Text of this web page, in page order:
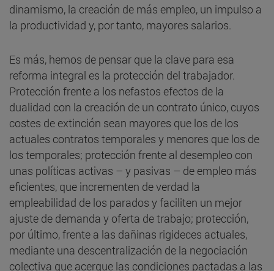
dinamismo, la creación de más empleo, un impulso a
la productividad y, por tanto, mayores salarios.
Es más, hemos de pensar que la clave para esa
reforma integral es la protección del trabajador.
Protección frente a los nefastos efectos de la
dualidad con la creación de un contrato único, cuyos
costes de extinción sean mayores que los de los
actuales contratos temporales y menores que los de
los temporales; protección frente al desempleo con
unas políticas activas – y pasivas – de empleo más
eficientes, que incrementen de verdad la
empleabilidad de los parados y faciliten un mejor
ajuste de demanda y oferta de trabajo; protección,
por último, frente a las dañinas rigideces actuales,
mediante una descentralización de la negociación
colectiva que acerque las condiciones pactadas a las